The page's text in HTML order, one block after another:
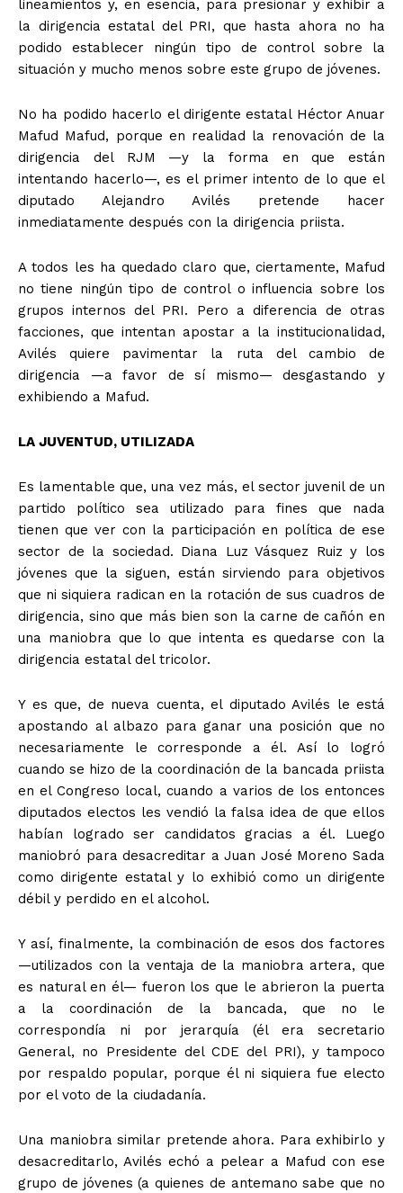
+ Todas las formas de lucha, potencialmente enlazadas
lineamientos y, en esencia, para presionar y exhibir a
la dirigencia estatal del PRI, que hasta ahora no ha
podido establecer ningún tipo de control sobre la
situación y mucho menos sobre este grupo de jóvenes.
No ha podido hacerlo el dirigente estatal Héctor Anuar
Mafud Mafud, porque en realidad la renovación de la
dirigencia del RJM —y la forma en que están
intentando hacerlo—, es el primer intento de lo que el
diputado Alejandro Avilés pretende hacer
inmediatamente después con la dirigencia priista.
A todos les ha quedado claro que, ciertamente, Mafud
no tiene ningún tipo de control o influencia sobre los
grupos internos del PRI. Pero a diferencia de otras
facciones, que intentan apostar a la institucionalidad,
Avilés quiere pavimentar la ruta del cambio de
dirigencia —a favor de sí mismo— desgastando y
exhibiendo a Mafud.
LA JUVENTUD, UTILIZADA
Es lamentable que, una vez más, el sector juvenil de un
partido político sea utilizado para fines que nada
tienen que ver con la participación en política de ese
sector de la sociedad. Diana Luz Vásquez Ruiz y los
jóvenes que la siguen, están sirviendo para objetivos
que ni siquiera radican en la rotación de sus cuadros de
dirigencia, sino que más bien son la carne de cañón en
una maniobra que lo que intenta es quedarse con la
dirigencia estatal del tricolor.
Y es que, de nueva cuenta, el diputado Avilés le está
apostando al albazo para ganar una posición que no
necesariamente le corresponde a él. Así lo logró
cuando se hizo de la coordinación de la bancada priista
en el Congreso local, cuando a varios de los entonces
diputados electos les vendió la falsa idea de que ellos
habían logrado ser candidatos gracias a él. Luego
maniobró para desacreditar a Juan José Moreno Sada
como dirigente estatal y lo exhibió como un dirigente
débil y perdido en el alcohol.
Y así, finalmente, la combinación de esos dos factores
—utilizados con la ventaja de la maniobra artera, que
es natural en él— fueron los que le abrieron la puerta
a la coordinación de la bancada, que no le
correspondía ni por jerarquía (él era secretario
General, no Presidente del CDE del PRI), y tampoco
por respaldo popular, porque él ni siquiera fue electo
por el voto de la ciudadanía.
Una maniobra similar pretende ahora. Para exhibirlo y
desacreditarlo, Avilés echó a pelear a Mafud con ese
grupo de jóvenes (a quienes de antemano sabe que no